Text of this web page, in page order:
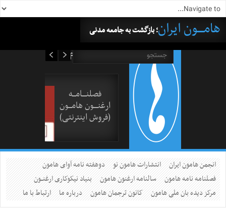
هامــــون ایران؛ بازگشت به جامعه مدنی
فصلنــــامـــه
ارغنــــون هامـــون
(فروش اینترنتی)
انجمن هامون ایران انتشارات هامون نو
دوهفته نامه آوای هامون
فصلنامه نامه هامون
سالنامه ارغنون هامون
بنیاد نیکوکاری ارغنــون
مرکز دیده بان ملی هامون
کانون ترجمان هامون درباره ما ارتباط با ما